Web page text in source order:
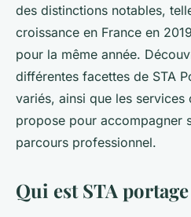
des distinctions notables,
croissance en France en
pour la même année.
différentes facettes de STA
variés, ainsi que les
propose pour accompagner
parcours professionnel.
Qui est STA